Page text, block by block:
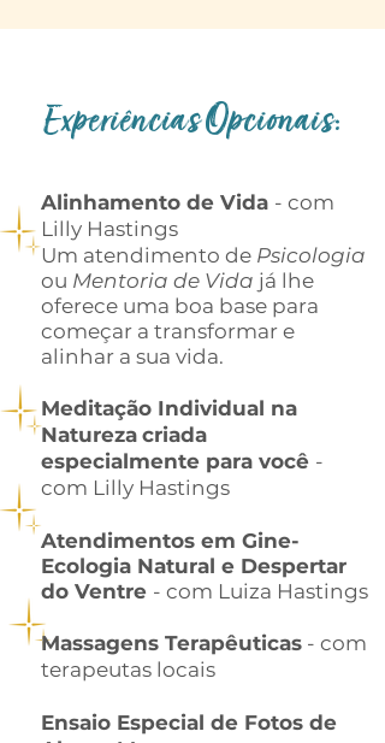
Experiências Opcionais:
Alinhamento de Vida - com
Lilly Hastings
Um atendimento de Psicologia
ou Mentoria de Vida já lhe
oferece uma boa base para
começar a transformar e
alinhar a sua vida.
Meditação Individual na
Natureza criada
especialmente para você -
com Lilly Hastings
Atendimentos em Gine-
Ecologia Natural e Despertar
do Ventre - com Luiza Hastings
Massagens Terapêuticas - com
terapeutas locais
Ensaio Especial de Fotos de